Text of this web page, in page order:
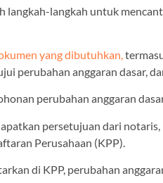
langkah-langkah untuk
yang dibutuhkan,
perubahan anggaran dasar,
perubahan anggaran
persetujuan dari
Perusahaan (KPP).
di KPP, perubahan